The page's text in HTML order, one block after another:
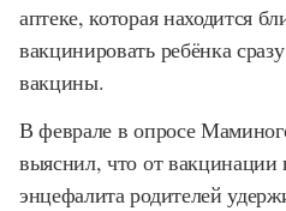
аптеке, которая находится
вакцинировать ребёнка
вакцины.
В феврале в опросе
выяснил, что от вакцинации
энцефалита родителей